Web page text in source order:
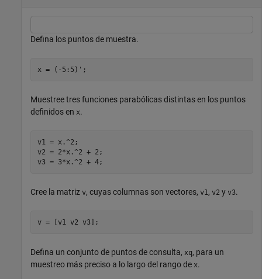
Defina los puntos de muestra.
x = (-5:5)';
Muestree tres funciones parabólicas distintas en los puntos
definidos en x.
v1 = x.^2;
v2 = 2*x.^2 + 2;
v3 = 3*x.^2 + 4;
Cree la matriz v, cuyas columnas son vectores, v1, v2 y v3.
v = [v1 v2 v3];
Defina un conjunto de puntos de consulta, xq, para un
muestreo más preciso a lo largo del rango de x.